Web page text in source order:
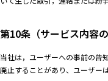
第10条（サービス内容の
当社は，ユーザーへの事前の告
廃止することがあり、ユーザー